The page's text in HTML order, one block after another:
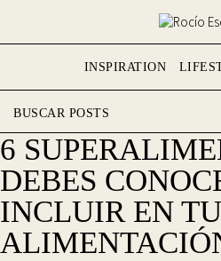
INSPIRATION
6
DEBES
INCLUIR EN TU